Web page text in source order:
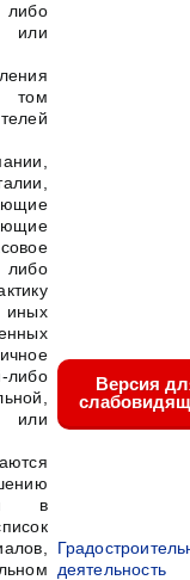
том
иных
или
в
Версия
деятельность